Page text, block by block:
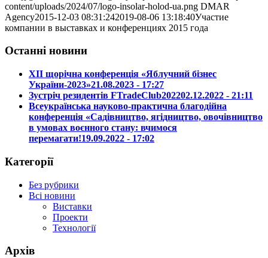
content/uploads/2024/07/logo-insolar-holod-ua.png DMAR
Agency2015-12-03 08:31:242019-08-06 13:18:40Участие
компании в выставках и конференциях 2015 года
Останні новини
ХІІ щорічна конференція «Яблучний бізнес
України-2023»21.08.2023 - 17:27
Зустріч резидентів FTradeClub202202.12.2022 - 21:11
Всеукраїнська науково-практична благодійна
конференція «Садівництво, ягідництво, овочівництво
в умовах воєнного стану: вчимося
перемагати!19.09.2022 - 17:02
Категорії
Без рубрики
Всі новини
Виставки
Проекти
Технології
Архів